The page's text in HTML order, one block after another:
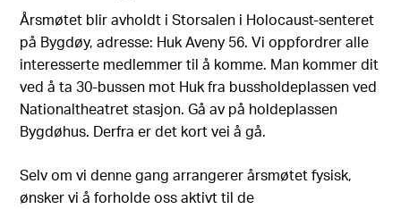
Årsmøtet blir avholdt i Storsalen i Holocaust-senteret
på Bygdøy, adresse: Huk Aveny 56. Vi oppfordrer alle
interesserte medlemmer til å komme. Man kommer dit
ved å ta 30-bussen mot Huk fra bussholdeplassen ved
Nationaltheatret stasjon. Gå av på holdeplassen
Bygdøhus. Derfra er det kort vei å gå.
Selv om vi denne gang arrangerer årsmøtet fysisk,
ønsker vi å forholde oss aktivt til de